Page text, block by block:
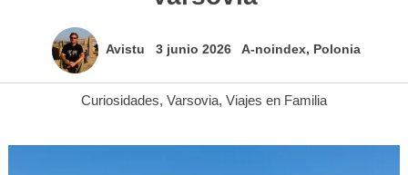
Avistu 3 junio 2026 A-noindex, Polonia
Curiosidades, Varsovia, Viajes en Familia